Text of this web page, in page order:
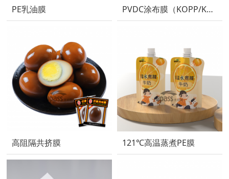
PE乳油膜 PVDC涂布膜（KOPP/KPET/KPA）
高阻隔共挤膜 121℃高温蒸煮PE膜